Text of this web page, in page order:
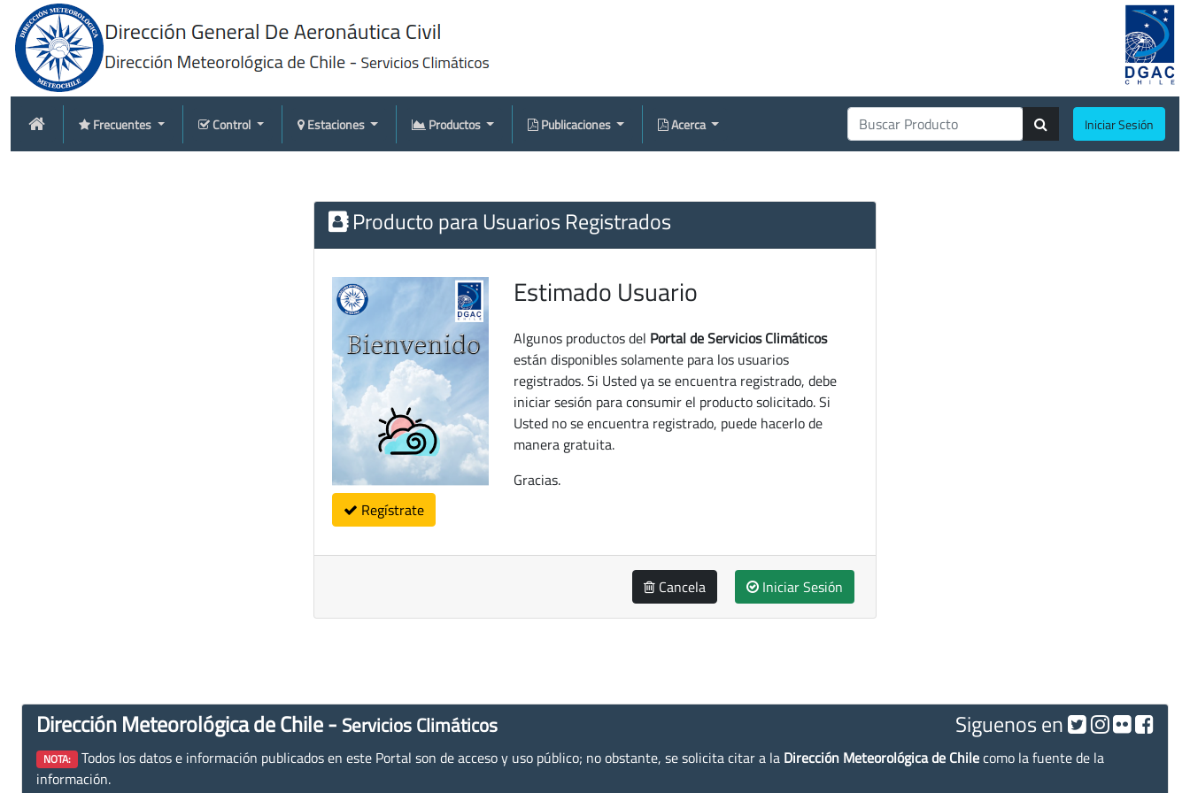
Frecuentes Control Estaciones Productos Publicaciones Acerca Iniciar Sesión
Producto para Usuarios Registrados
Regístrate
Estimado Usuario
Algunos productos del Portal de Servicios Climáticos
están disponibles solamente para los usuarios
registrados. Si Usted ya se encuentra registrado, debe
iniciar sesión para consumir el producto solicitado. Si
Usted no se encuentra registrado, puede hacerlo de
manera gratuita.
Gracias.
Cancela Iniciar Sesión
Dirección Meteorológica de Chile - Servicios Climáticos Siguenos en
NOTA: Todos los datos e información publicados en este Portal son de acceso y uso público; no obstante, se solicita citar a la Dirección Meteorológica de Chilecomo la fuente de la
información.